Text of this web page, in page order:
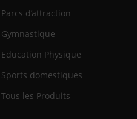
Parcs d’attraction
Gymnastique
Education Physique
Sports domestiques
Tous les Produits